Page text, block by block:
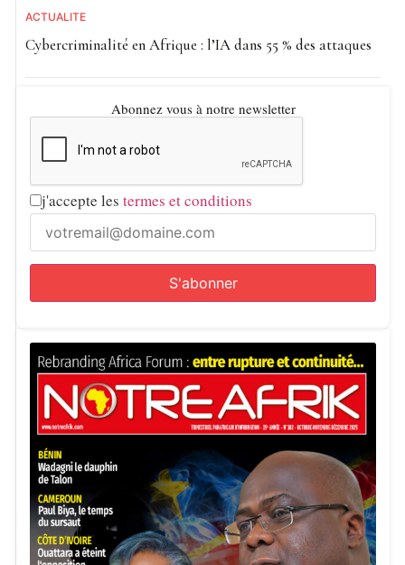
ACTUALITE
Cybercriminalité en Afrique : l’IA dans 55 % des attaques
Abonnez vous à notre newsletter
j'accepte les termes et conditions